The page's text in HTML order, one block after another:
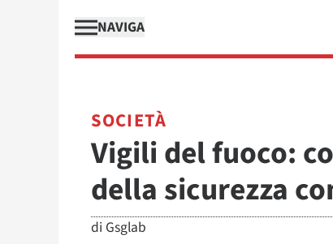
NAVIGA
SOCIETÀ
Vigili del fuoco:
della sicurezza
di Gsglab